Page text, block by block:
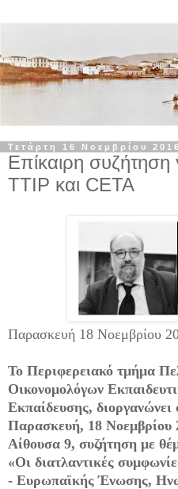
Τετάρτη 16 Νοεμβρίου 2016
Επίκαιρη συζήτηση
TTIP και CETA
Παρασκευή 18 Νοεμβρίου
Το Περιφερειακό τμήμα
Οικονομολόγων
Εκπαίδευσης, διοργανώνει
Παρασκευή, 18 Νοεμβρίου
Αίθουσα 9, συζήτηση με
«Οι διατλαντικές
- Ευρωπαϊκής Ένωσης,